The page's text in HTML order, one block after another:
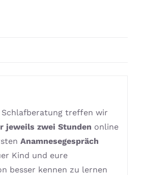
Schlafberatung treffen wir
jeweils zwei Stunden online
Anamnesegespräch
Kind und eure
besser kennen zu lernen